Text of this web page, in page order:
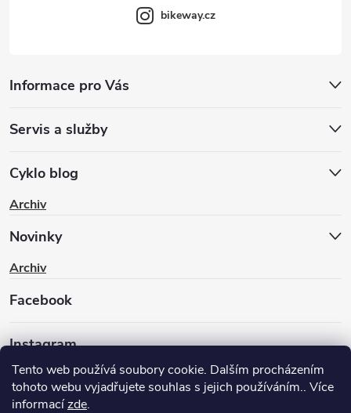
Tento web používá soubory cookie. Dalším procházením
tohoto webu vyjadřujete souhlas s jejich používáním.. Více
informacízde.
bikeway.cz
Informace pro Vás
Servis a služby
Cyklo blog
Archiv
Novinky
Archiv
Facebook
Instagram